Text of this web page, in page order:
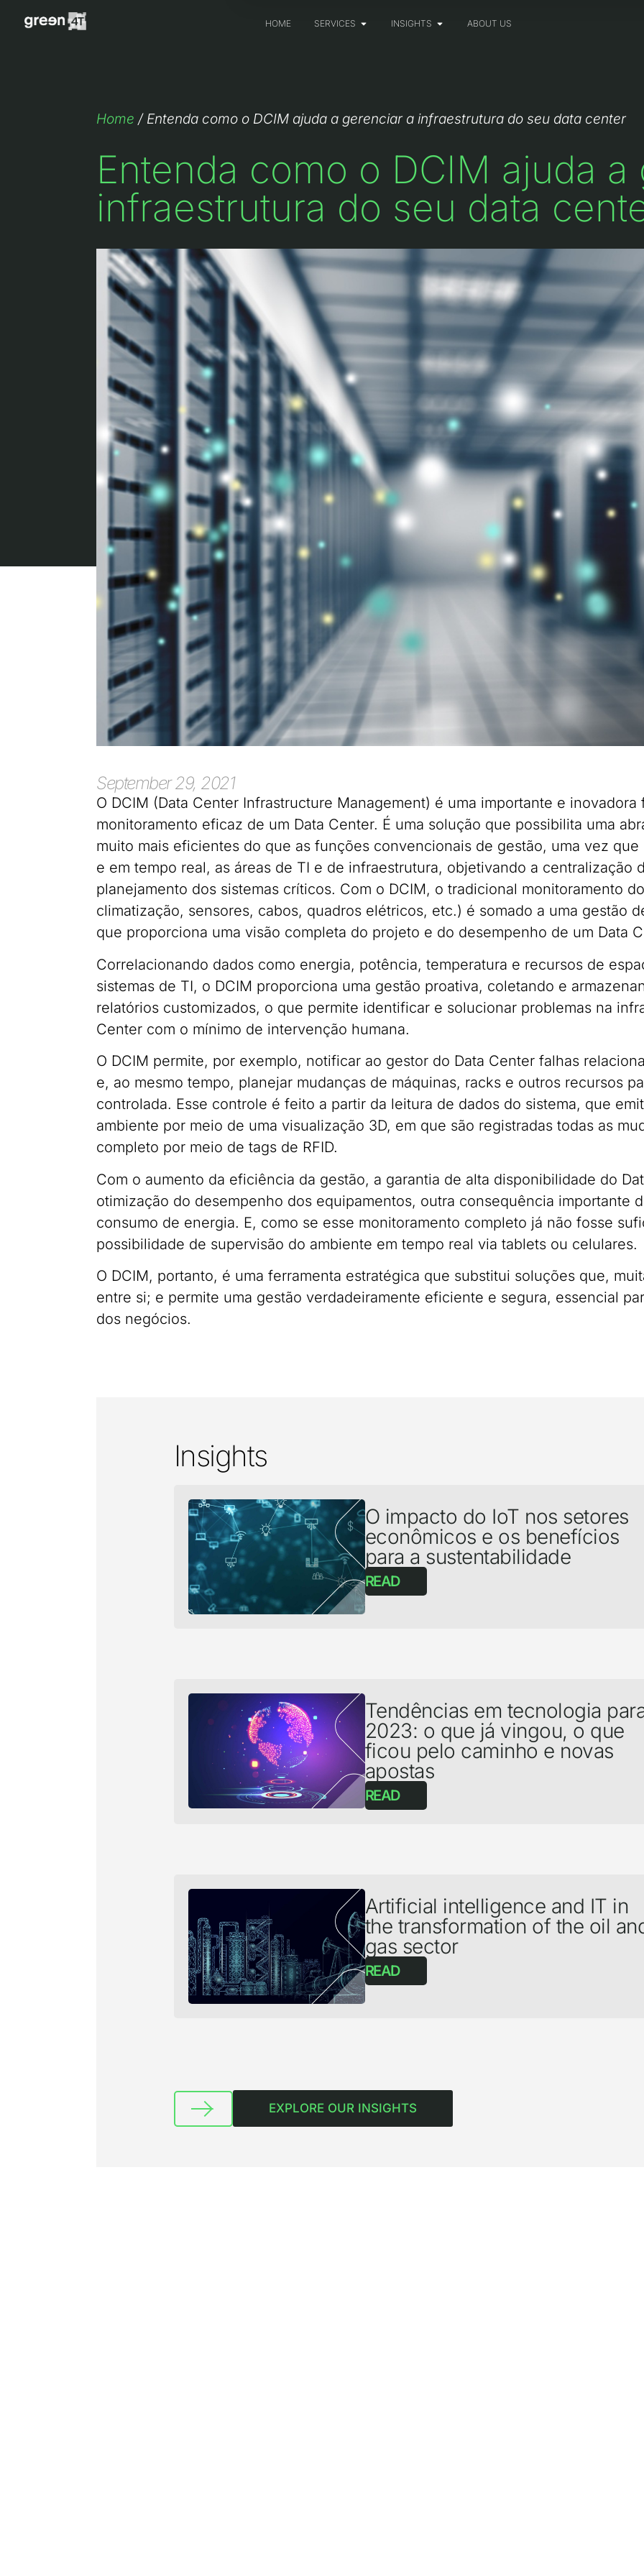
HOME SERVICES INSIGHTS ABOUT US
Home / Entenda como o DCIM ajuda a gerenciar a infraestrutura do seu data center
Entenda como o DCIM ajuda
infraestrutura do seu data
September 29, 2021
O DCIM (Data Center Infrastructure Management) é uma importante e
monitoramento eficaz de um Data Center. É uma solução que possibilita uma
muito mais eficientes do que as funções convencionais de gestão, uma vez
e em tempo real, as áreas de TI e de infraestrutura, objetivando a centralização
planejamento dos sistemas críticos. Com o DCIM, o tradicional monitoramento
climatização, sensores, cabos, quadros elétricos, etc.) é somado a uma gestão
que proporciona uma visão completa do projeto e do desempenho de um Data
Correlacionando dados como energia, potência, temperatura e recursos de
sistemas de TI, o DCIM proporciona uma gestão proativa, coletando e
relatórios customizados, o que permite identificar e solucionar problemas na
Center com o mínimo de intervenção humana.
O DCIM permite, por exemplo, notificar ao gestor do Data Center falhas
e, ao mesmo tempo, planejar mudanças de máquinas, racks e outros recursos
controlada. Esse controle é feito a partir da leitura de dados do sistema, que
ambiente por meio de uma visualização 3D, em que são registradas todas as
completo por meio de tags de RFID.
Com o aumento da eficiência da gestão, a garantia de alta disponibilidade do
otimização do desempenho dos equipamentos, outra consequência importante
consumo de energia. E, como se esse monitoramento completo já não fosse
possibilidade de supervisão do ambiente em tempo real via tablets ou celulares.
O DCIM, portanto, é uma ferramenta estratégica que substitui soluções que,
entre si; e permite uma gestão verdadeiramente eficiente e segura, essencial
dos negócios.
Insights
O impacto do IoT nos setores
econômicos e os benefícios
para a sustentabilidade
READ
Tendências em tecnologia
2023: o que já vingou, o que
ficou pelo caminho e novas
apostas
READ
Artificial intelligence and IT in
the transformation of the oil
gas sector
READ
EXPLORE OUR INSIGHTS